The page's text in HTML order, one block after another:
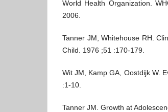
World Health Organization.
2006.
Tanner JM, Whitehouse RH.
Child. 1976 ;51 :170-179.
Wit JM, Kamp GA, Oostdijk W.
:1-10.
Tanner JM. Growth at